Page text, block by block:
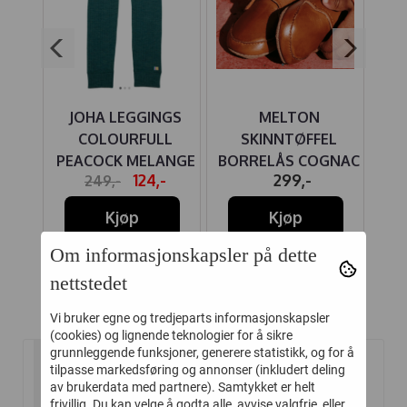
JOHA LEGGINGS
COLOURFULL
PEACOCK MELANGE
249,-
124,-
Kjøp
MELTON
SKINNTØFFEL
BORRELÅS COGNAC
299,-
Kjøp
Relaterte produkter
-50% -50%
Om informasjonskapsler på dette
nettstedet
Vi bruker egne og tredjeparts informasjonskapsler
(cookies) og lignende teknologier for å sikre
grunnleggende funksjoner, generere statistikk, og for å
tilpasse markedsføring og annonser (inkludert deling
av brukerdata med partnere). Samtykket er helt